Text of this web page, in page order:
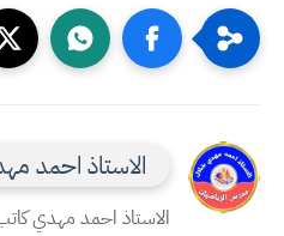
الاستاذ احمد
الاستاذ احمد مهدي